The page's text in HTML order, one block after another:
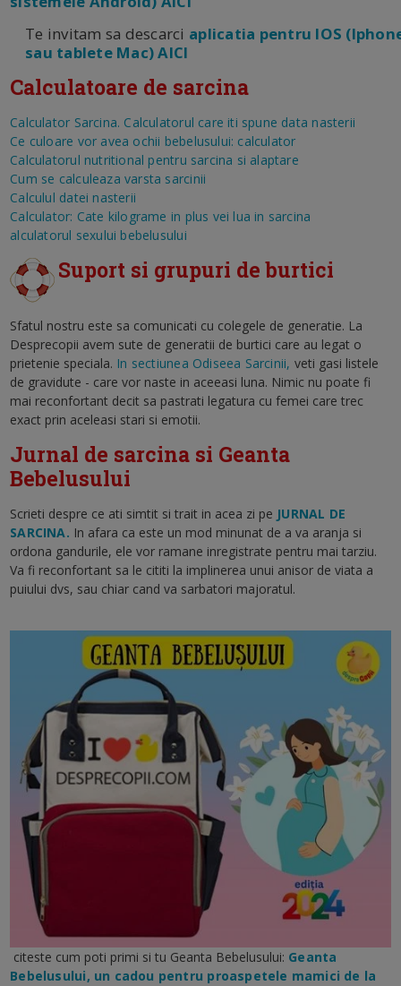
Te invitam sa descarci aplicatia pentru IOS
sau tablete Mac) AICI
Calculatoare de sarcina
Calculator Sarcina. Calculatorul care iti spune data nasterii
Ce culoare vor avea ochii bebelusului: calculator
Calculatorul nutritional pentru sarcina si alaptare
Cum se calculeaza varsta sarcinii
Calculul datei nasterii
Calculator: Cate kilograme in plus vei lua in sarcina
alculatorul sexului bebelusului
Suport si grupuri de burtici
Sfatul nostru este sa comunicati cu colegele de generatie. La
Desprecopii avem sute de generatii de burtici care au legat o
prietenie speciala. In sectiunea Odiseea Sarcinii, veti gasi listele
de gravidute - care vor naste in aceeasi luna. Nimic nu poate fi
mai reconfortant decit sa pastrati legatura cu femei care trec
exact prin aceleasi stari si emotii.
Jurnal de sarcina si Geanta
Bebelusului
Scrieti despre ce ati simtit si trait in acea zi pe JURNAL DE
SARCINA. In afara ca este un mod minunat de a va aranja si
ordona gandurile, ele vor ramane inregistrate pentru mai tarziu.
Va fi reconfortant sa le cititi la implinerea unui anisor de viata a
puiului dvs, sau chiar cand va sarbatori majoratul.
citeste cum poti primi si tu Geanta Bebelusului: Geanta
Bebelusului, un cadou pentru proaspetele mamici de la